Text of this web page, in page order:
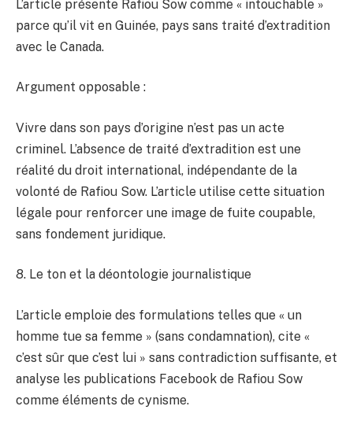
L’article présente Rafiou Sow comme « intouchable »
parce qu’il vit en Guinée, pays sans traité d’extradition
avec le Canada.
Argument opposable :
Vivre dans son pays d’origine n’est pas un acte
criminel. L’absence de traité d’extradition est une
réalité du droit international, indépendante de la
volonté de Rafiou Sow. L’article utilise cette situation
légale pour renforcer une image de fuite coupable,
sans fondement juridique.
8. Le ton et la déontologie journalistique
L’article emploie des formulations telles que « un
homme tue sa femme » (sans condamnation), cite «
c’est sûr que c’est lui » sans contradiction suffisante, et
analyse les publications Facebook de Rafiou Sow
comme éléments de cynisme.